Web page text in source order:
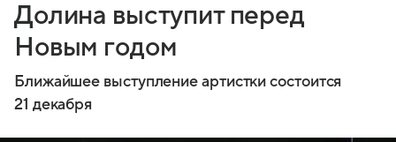
Долина выступит перед
Новым годом
Ближайшее выступление артистки состоится
21 декабря